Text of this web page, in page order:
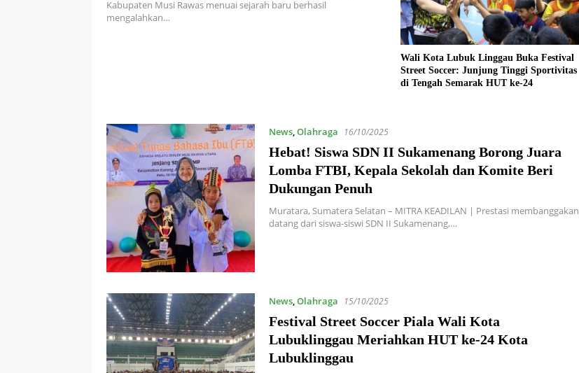
Kabupaten Musi Rawas menuai sejarah baru berhasil
mengalahkan…
Wali Kota Lubuk Linggau Buka Festival
Street Soccer: Junjung Tinggi Sportivitas
di Tengah Semarak HUT ke-24
News,Olahraga 16/10/2025
Hebat! Siswa SDN II Sukamenang Borong Juara
Lomba FTBI, Kepala Sekolah dan Komite Beri
Dukungan Penuh
Muratara, Sumatera Selatan – MITRA KEADILAN | Prestasi membanggakan
datang dari siswa-siswi SDN II Sukamenang,…
News,Olahraga 15/10/2025
Festival Street Soccer Piala Wali Kota
Lubuklinggau Meriahkan HUT ke-24 Kota
Lubuklinggau